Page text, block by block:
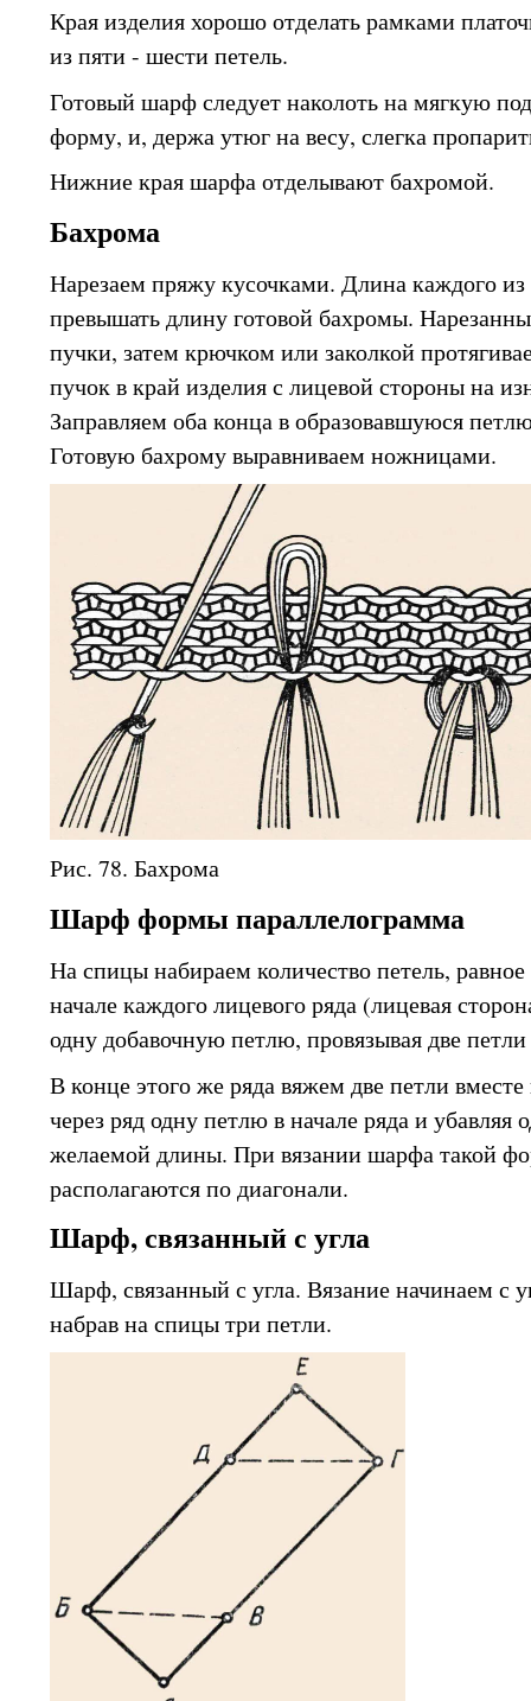
Края изделия хорошо отделать рамками
из пяти - шести петель.
Готовый шарф следует наколоть на мягкую
форму, и, держа утюг на весу, слегка
Нижние края шарфа отделывают бахромой.
Бахрома
Нарезаем пряжу кусочками. Длина каждого
превышать длину готовой бахромы.
пучки, затем крючком или заколкой
пучок в край изделия с лицевой стороны на
Заправляем оба конца в образовавшуюся
Готовую бахрому выравниваем ножницами.
Рис. 78. Бахрома
Шарф формы параллелограмма
На спицы набираем количество петель,
начале каждого лицевого ряда (лицевая
одну добавочную петлю, провязывая две
В конце этого же ряда вяжем две петли
через ряд одну петлю в начале ряда и убавляя
желаемой длины. При вязании шарфа такой
располагаются по диагонали.
Шарф, связанный с угла
Шарф, связанный с угла. Вязание начинаем с
набрав на спицы три петли.